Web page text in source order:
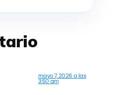
mayo 7, 2026 a las
3:50 am